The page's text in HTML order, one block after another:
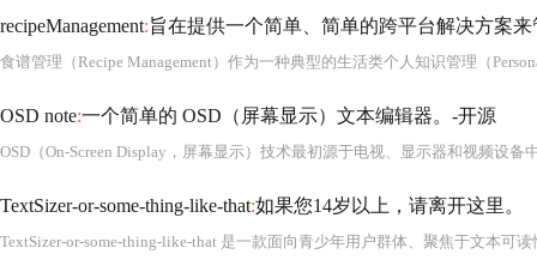
recipeManagement:旨在提供一个简单、简单的跨平台解决方案
OSD note:一个简单的 OSD（屏幕显示）文本编辑器。-开源
TextSizer-or-some-thing-like-that:如果您14岁以上，请离开这里。
TextSizer-or-some-thing-like-that 是一款面向青少年用户群体、聚焦于文本可读